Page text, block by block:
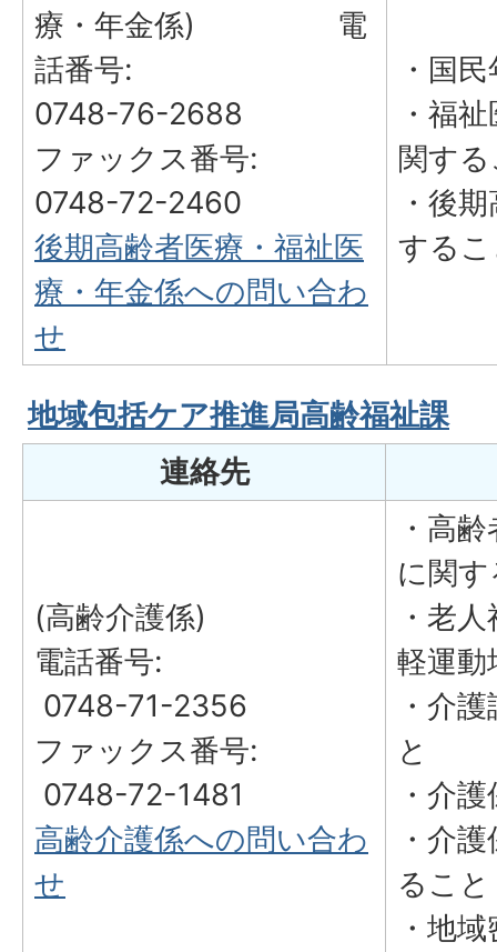
療・年金係) 電
話番号:
0748-76-2688
ファックス番号:
0748-72-2460
後期高齢者医療・福祉医
療・年金係への問い合わ
せ
・国
・福
関す
・後
する
地域包括ケア推進局高齢福祉課
連絡先
(高齢介護係)
電話番号:
0748-71-2356
ファックス番号:
0748-72-1481
高齢介護係への問い合わ
せ
・高
に関
・老
軽運動
・介
と
・介
・介
ること
・地